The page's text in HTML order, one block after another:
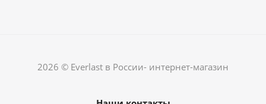
2026 © Everlast в России- интернет-магазин